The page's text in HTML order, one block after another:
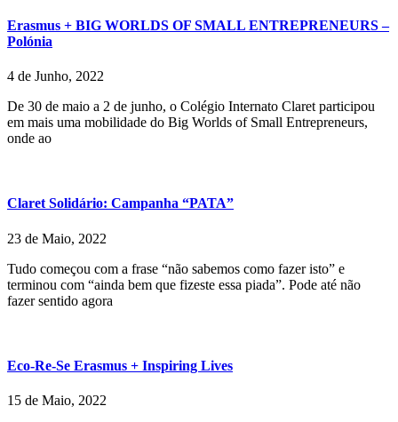
Erasmus + BIG WORLDS OF SMALL ENTREPRENEURS –
Polónia
4 de Junho, 2022
De 30 de maio a 2 de junho, o Colégio Internato Claret participou
em mais uma mobilidade do Big Worlds of Small Entrepreneurs,
onde ao
Claret Solidário: Campanha “PATA”
23 de Maio, 2022
Tudo começou com a frase “não sabemos como fazer isto” e
terminou com “ainda bem que fizeste essa piada”. Pode até não
fazer sentido agora
Eco-Re-Se Erasmus + Inspiring Lives
15 de Maio, 2022